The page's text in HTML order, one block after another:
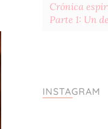
Crónica
Parte 1: Un
INSTAGRAM